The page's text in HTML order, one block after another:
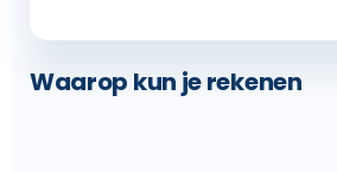
Waarop kun je rekenen